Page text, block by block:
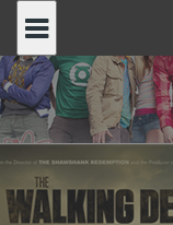
content